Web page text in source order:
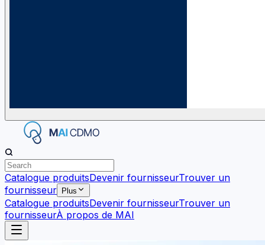
Catalogue produitsDevenir fournisseurTrouver un
fournisseur
Plus
Catalogue produitsDevenir fournisseurTrouver un
fournisseurÀ propos de MAI